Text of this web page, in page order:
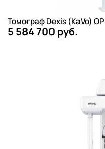
Томограф Dexis (KaVo)
5 584 700 руб.